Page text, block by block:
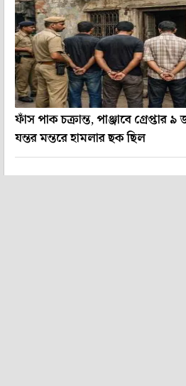
ফাঁস পাক চক্রান্ত, পাঞ্জাবে গ্রেপ্তার
যন্তর মন্তরে হামলার ছক ছিল